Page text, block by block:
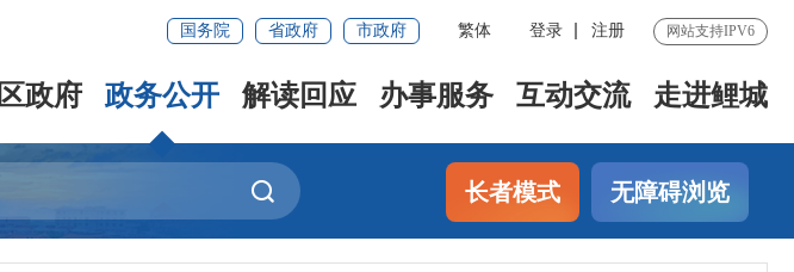
国务院 省政府 市政府 繁体 登录 注册 网站支持IPV6
区政府 政务公开 解读回应 办事服务 互动交流 走进鲤城
长者模式 无障碍浏览